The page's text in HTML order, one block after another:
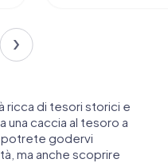
ricca di tesori storici e
una caccia al tesoro a
potrete godervi
ma anche scoprire